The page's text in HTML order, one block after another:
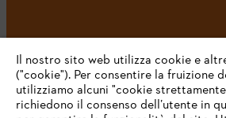
Il nostro sito web utilizza cookie e
("cookie"). Per consentire la fruizione
utilizziamo alcuni "cookie
richiedono il consenso dell’utente in